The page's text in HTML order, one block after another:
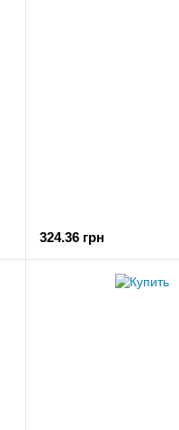
324.36 грн